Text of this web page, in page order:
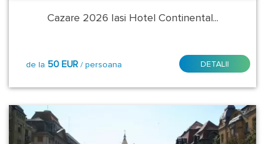
3*
4*
Cazare 2026 Iasi Hotel Continental...
de la 50 EUR/ persoana DETALII